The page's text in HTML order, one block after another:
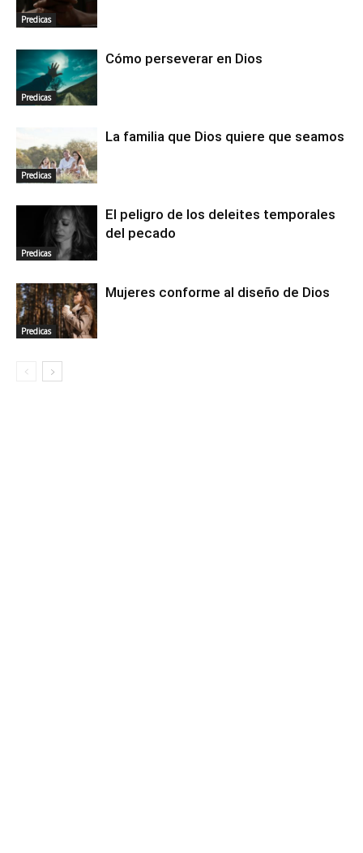
Predicas
Predicas
Cómo perseverar en Dios
Predicas
La familia que Dios quiere que seamos
Predicas
El peligro de los deleites temporales
del pecado
Predicas
Mujeres conforme al diseño de Dios